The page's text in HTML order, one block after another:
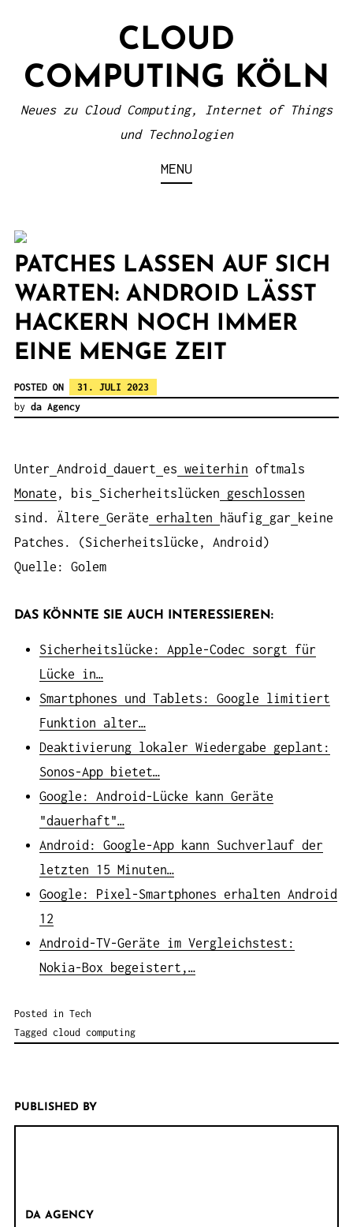
CLOUD
COMPUTING KÖLN
Neues zu Cloud Computing, Internet of Things
und Technologien
MENU
PATCHES LASSEN AUF SICH
WARTEN: ANDROID LÄSST
HACKERN NOCH IMMER
EINE MENGE ZEIT
POSTED ON
31. JULI 2023
by da Agency
Unter Android dauert es weiterhin oftmals
Monate , bis Sicherheitslücken geschlossen
sind. Ältere Geräte erhalten häufig gar
keine
Patches. (Sicherheitslücke, Android)
Quelle: Golem
DAS KÖNNTE SIE AUCH INTERESSIEREN:
Sicherheitslücke: Apple-Codec sorgt für
Lücke in…
Smartphones und Tablets: Google limitiert
Funktion alter…
Deaktivierung lokaler Wiedergabe geplant:
Sonos-App bietet…
Google: Android-Lücke kann Geräte
"dauerhaft"…
Android: Google-App kann Suchverlauf der
letzten 15 Minuten…
Google: Pixel-Smartphones erhalten Android
12
Android-TV-Geräte im Vergleichstest:
Nokia-Box begeistert,…
Posted in Tech
Tagged cloud computing
PUBLISHED BY
DA AGENCY